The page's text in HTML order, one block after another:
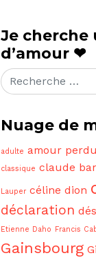
Je cherche
d’amour ❤
Rechercher
Nuage de
adulte amour perdu
classique claude
Lauper céline dion
déclaration
Etienne Daho Francis
Gainsbourg